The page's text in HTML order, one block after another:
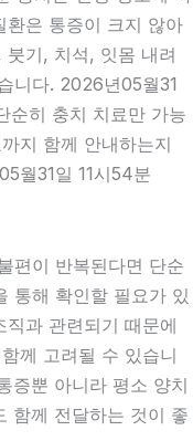
은 통증이 크지 않아
기, 치석, 잇몸 내려
니다. 2026년05월31
순히 충치 치료만 가능
지 함께 안내하는지
월31일 11시54분
편이 반복된다면 단순
통해 확인할 필요가 있
과 관련되기 때문에
께 고려될 수 있습니
증뿐 아니라 평소 양치
함께 전달하는 것이 좋